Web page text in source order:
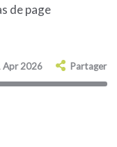
de page
Apr 2026 Partager